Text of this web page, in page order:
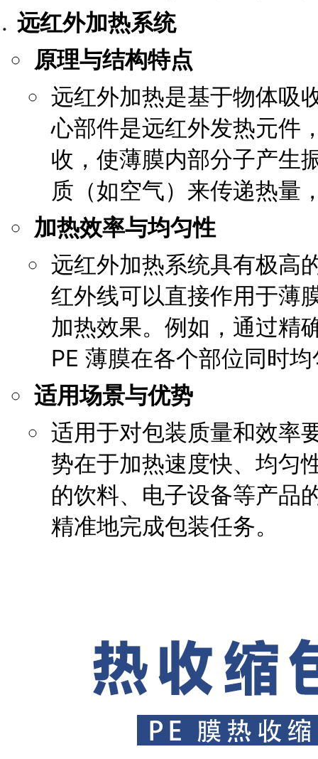
远红外加热系统
原理与结构特点
远红外加热是基于物体吸
心部件是远红外发热元件
收，使薄膜内部分子产生
质（如空气）来传递热量
加热效率与均匀性
远红外加热系统具有极高
红外线可以直接作用于薄
加热效果。例如，通过精
PE 薄膜在各个部位同时
适用场景与优势
适用于对包装质量和效率
势在于加热速度快、均匀
的饮料、电子设备等产品
精准地完成包装任务。